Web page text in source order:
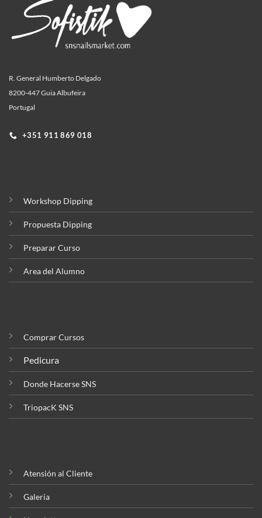
R. General Humberto Delgado
8200-447 Guia Albufeira
Portugal
+351 911 869 018
Workshop Dipping
Propuesta Dipping
Preparar Curso
Area del Alumno
Comprar Cursos
Pedicura
Donde Hacerse SNS
TriopacK SNS
Atensión al Cliente
Galeria